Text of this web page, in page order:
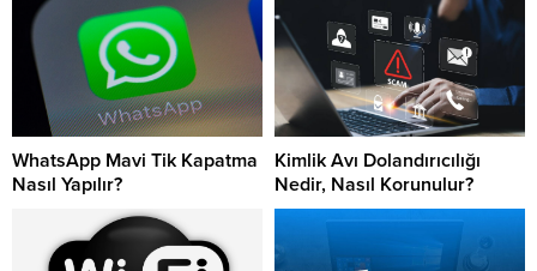
WhatsApp Mavi Tik Kapatma
Nasıl Yapılır?
Kimlik Avı Dolandırıcılığı
Nedir, Nasıl Korunulur?